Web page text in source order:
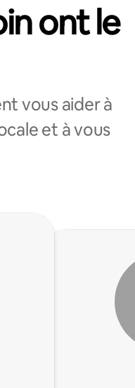
ont le
vous aider à
et à vous